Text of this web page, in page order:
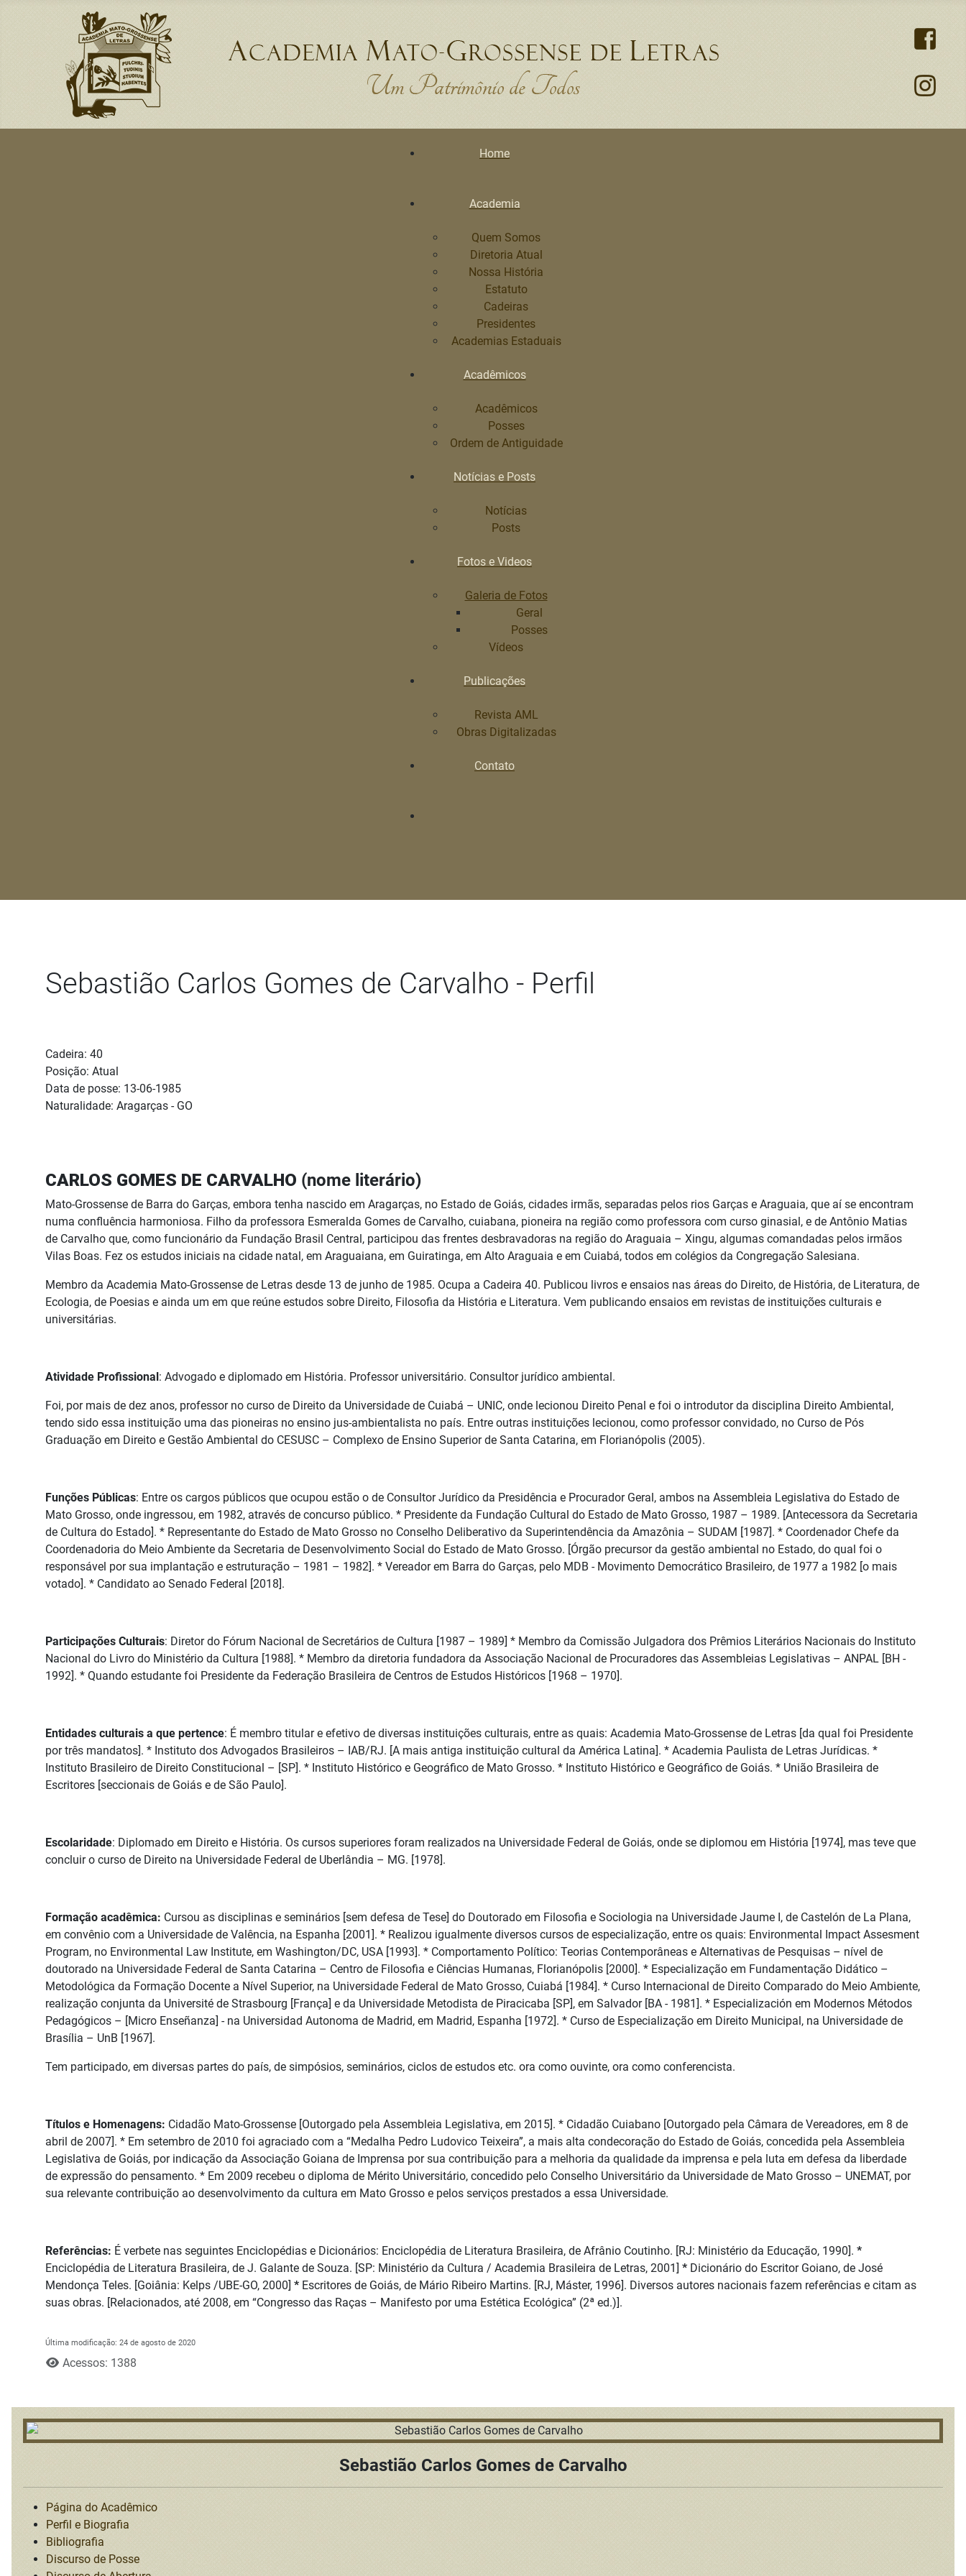
Home
Academia
Quem Somos
Diretoria Atual
Nossa História
Estatuto
Cadeiras
Presidentes
Academias Estaduais
Acadêmicos
Acadêmicos
Posses
Ordem de Antiguidade
Notícias e Posts
Notícias
Posts
Fotos e Videos
Galeria de Fotos
Geral
Posses
Vídeos
Publicações
Revista AML
Obras Digitalizadas
Contato
Sebastião Carlos Gomes de Carvalho
Página do Acadêmico
Perfil e Biografia
Bibliografia
Discurso de Posse
Sebastião Carlos Gomes de Carvalho - Perfil
Cadeira: 40
Posição: Atual
Data de posse: 13-06-1985
Naturalidade: Aragarças - GO
CARLOS GOMES DE CARVALHO (nome literário)
Mato-Grossense de Barra do Garças, embora tenha nascido em Aragarças, no Estado de Goiás, cidades irmãs, separadas pelos rios Garças e Araguaia, que aí se encontram
numa confluência harmoniosa. Filho da professora Esmeralda Gomes de Carvalho, cuiabana, pioneira na região como professora com curso ginasial, e de Antônio Matias
de Carvalho que, como funcionário da Fundação Brasil Central, participou das frentes desbravadoras na região do Araguaia – Xingu, algumas comandadas pelos irmãos
Vilas Boas. Fez os estudos iniciais na cidade natal, em Araguaiana, em Guiratinga, em Alto Araguaia e em Cuiabá, todos em colégios da Congregação Salesiana.
Membro da Academia Mato-Grossense de Letras desde 13 de junho de 1985. Ocupa a Cadeira 40. Publicou livros e ensaios nas áreas do Direito, de História, de Literatura, de
Ecologia, de Poesias e ainda um em que reúne estudos sobre Direito, Filosofia da História e Literatura. Vem publicando ensaios em revistas de instituições culturais e
universitárias.
Atividade Profissional: Advogado e diplomado em História. Professor universitário. Consultor jurídico ambiental.
Foi, por mais de dez anos, professor no curso de Direito da Universidade de Cuiabá – UNIC, onde lecionou Direito Penal e foi o introdutor da disciplina Direito Ambiental,
tendo sido essa instituição uma das pioneiras no ensino jus-ambientalista no país. Entre outras instituições lecionou, como professor convidado, no Curso de Pós
Graduação em Direito e Gestão Ambiental do CESUSC – Complexo de Ensino Superior de Santa Catarina, em Florianópolis (2005).
Funções Públicas: Entre os cargos públicos que ocupou estão o de Consultor Jurídico da Presidência e Procurador Geral, ambos na Assembleia Legislativa do Estado de
Mato Grosso, onde ingressou, em 1982, através de concurso público. * Presidente da Fundação Cultural do Estado de Mato Grosso, 1987 – 1989. [Antecessora da Secretaria
de Cultura do Estado]. * Representante do Estado de Mato Grosso no Conselho Deliberativo da Superintendência da Amazônia – SUDAM [1987]. * Coordenador Chefe da
Coordenadoria do Meio Ambiente da Secretaria de Desenvolvimento Social do Estado de Mato Grosso. [Órgão precursor da gestão ambiental no Estado, do qual foi o
responsável por sua implantação e estruturação – 1981 – 1982]. * Vereador em Barra do Garças, pelo MDB - Movimento Democrático Brasileiro, de 1977 a 1982 [o mais
votado]. * Candidato ao Senado Federal [2018].
Participações Culturais: Diretor do Fórum Nacional de Secretários de Cultura [1987 – 1989] * Membro da Comissão Julgadora dos Prêmios Literários Nacionais do Instituto
Nacional do Livro do Ministério da Cultura [1988]. * Membro da diretoria fundadora da Associação Nacional de Procuradores das Assembleias Legislativas – ANPAL [BH -
1992]. * Quando estudante foi Presidente da Federação Brasileira de Centros de Estudos Históricos [1968 – 1970].
Entidades culturais a que pertence: É membro titular e efetivo de diversas instituições culturais, entre as quais: Academia Mato-Grossense de Letras [da qual foi Presidente
por três mandatos]. * Instituto dos Advogados Brasileiros – IAB/RJ. [A mais antiga instituição cultural da América Latina]. * Academia Paulista de Letras Jurídicas. *
Instituto Brasileiro de Direito Constitucional – [SP]. * Instituto Histórico e Geográfico de Mato Grosso. * Instituto Histórico e Geográfico de Goiás. * União Brasileira de
Escritores [seccionais de Goiás e de São Paulo].
Escolaridade: Diplomado em Direito e História. Os cursos superiores foram realizados na Universidade Federal de Goiás, onde se diplomou em História [1974], mas teve que
concluir o curso de Direito na Universidade Federal de Uberlândia – MG. [1978].
Formação acadêmica: Cursou as disciplinas e seminários [sem defesa de Tese] do Doutorado em Filosofia e Sociologia na Universidade Jaume I, de Castelón de La Plana,
em convênio com a Universidade de Valência, na Espanha [2001]. * Realizou igualmente diversos cursos de especialização, entre os quais: Environmental Impact Assesment
Program, no Environmental Law Institute, em Washington/DC, USA [1993]. * Comportamento Político: Teorias Contemporâneas e Alternativas de Pesquisas – nível de
doutorado na Universidade Federal de Santa Catarina – Centro de Filosofia e Ciências Humanas, Florianópolis [2000]. * Especialização em Fundamentação Didático –
Metodológica da Formação Docente a Nível Superior, na Universidade Federal de Mato Grosso, Cuiabá [1984]. * Curso Internacional de Direito Comparado do Meio Ambiente,
realização conjunta da Université de Strasbourg [França] e da Universidade Metodista de Piracicaba [SP], em Salvador [BA - 1981]. * Especialización em Modernos Métodos
Pedagógicos – [Micro Enseñanza] - na Universidad Autonoma de Madrid, em Madrid, Espanha [1972]. * Curso de Especialização em Direito Municipal, na Universidade de
Brasília – UnB [1967].
Tem participado, em diversas partes do país, de simpósios, seminários, ciclos de estudos etc. ora como ouvinte, ora como conferencista.
Títulos e Homenagens: Cidadão Mato-Grossense [Outorgado pela Assembleia Legislativa, em 2015]. * Cidadão Cuiabano [Outorgado pela Câmara de Vereadores, em 8 de
abril de 2007]. * Em setembro de 2010 foi agraciado com a “Medalha Pedro Ludovico Teixeira”, a mais alta condecoração do Estado de Goiás, concedida pela Assembleia
Legislativa de Goiás, por indicação da Associação Goiana de Imprensa por sua contribuição para a melhoria da qualidade da imprensa e pela luta em defesa da liberdade
de expressão do pensamento. * Em 2009 recebeu o diploma de Mérito Universitário, concedido pelo Conselho Universitário da Universidade de Mato Grosso – UNEMAT, por
sua relevante contribuição ao desenvolvimento da cultura em Mato Grosso e pelos serviços prestados a essa Universidade.
Referências: É verbete nas seguintes Enciclopédias e Dicionários: Enciclopédia de Literatura Brasileira, de Afrânio Coutinho. [RJ: Ministério da Educação, 1990]. *
Enciclopédia de Literatura Brasileira, de J. Galante de Souza. [SP: Ministério da Cultura / Academia Brasileira de Letras, 2001] * Dicionário do Escritor Goiano, de José
Mendonça Teles. [Goiânia: Kelps /UBE-GO, 2000] * Escritores de Goiás, de Mário Ribeiro Martins. [RJ, Máster, 1996]. Diversos autores nacionais fazem referências e citam as
suas obras. [Relacionados, até 2008, em “Congresso das Raças – Manifesto por uma Estética Ecológica” (2ª ed.)].
Última modificação: 24 de agosto de 2020
Acessos: 1388